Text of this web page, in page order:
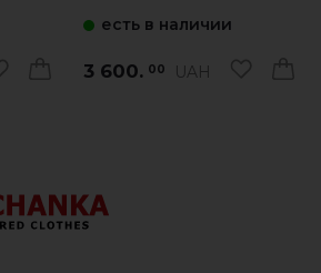
есть в наличии
3 600. 00 UAH